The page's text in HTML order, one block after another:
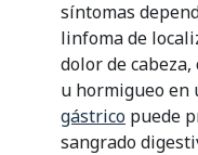
síntomas
linfoma de
dolor de
u hormigueo en
gástrico puede
sangrado